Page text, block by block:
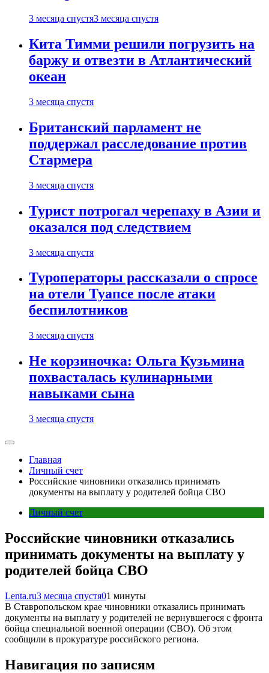
3 месяца спустя3 месяца спустя
Кита Тимми решили погрузить на
баржу и отвезти в Атлантический
океан
3 месяца спустя
Британский парламент не
поддержал расследование против
Стармера
3 месяца спустя
Турист потрогал черепаху в Азии и
оказался под следствием
3 месяца спустя
Туроператоры рассказали о спросе
на отели Туапсе после атаки
беспилотников
3 месяца спустя
Не корзиночка: Ольга Кузьмина
похвасталась кулинарными
навыками сына
3 месяца спустя
Главная
Личный счет
Российские чиновники отказались принимать
документы на выплату у родителей бойца СВО
Личный счет
Российские чиновники отказались
принимать документы на выплату у
родителей бойца СВО
Lenta.ru3 месяца спустя01 минуты
В Ставропольском крае чиновники отказались принимать
документы на выплату у родителей не вернувшегося с фронта
бойца специальной военной операции (СВО). Об этом
сообщили в прокуратуре российского региона.
Навигация по записям